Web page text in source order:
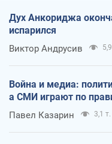
Дух Анкориджа
испарился
Виктор Андрусив
Война и медиа:
а СМИ играют по
Павел Казарин 3,1 т.